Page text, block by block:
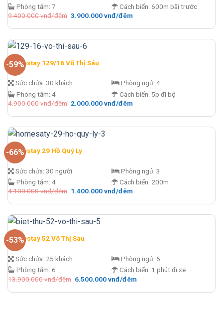
Phòng tắm: 7
Cách biển: 600m bãi trước
9.400.000vnđ/đêm Giá
là:
đêm.
3.900.000vnđ/đêmGiá
tại
3.900.000 vnđ/
-59%
Homestay 129/16 Võ Thị Sáu
Sức chứa: 30 khách
Phòng tắm: 4
Phòng ngủ: 4
Cách biển: 5p đi bộ
4.900.000vnđ/đêm Giá
là:
đêm.
2.000.000vnđ/đêmGiá
tại
2.000.000 vnđ/
-66%
Homestay 29 Hồ Quý Ly
Sức chứa: 30 người
Phòng tắm: 4
Phòng ngủ: 3
Cách biển: 200m
4.100.000vnđ/đêm Giá
là:
đêm.
1.400.000vnđ/đêmGiá
tại
1.400.000 vnđ/
-53%
Homestay 52 Võ Thị Sáu
Sức chứa: 25 khách
Phòng tắm: 6
Phòng ngủ: 5
Cách biển: 1 phút đi xe
13.900.000vnđ/đêm Giá
là:
6.500.000vnđ/đêmGiá
tại